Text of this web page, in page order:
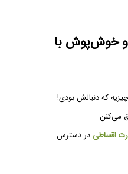
جسور و خوش‌پوش با
می‌کنن.
اقساطی در دسترس‌